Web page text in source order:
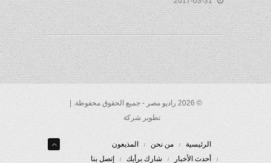
© 2026 راديو مصر - جميع الحقوق محفوظة. |
تطوير شركة
الرئيسية من نحن
المذيعون
أحدث الأخبار
شارك برأيك إتصل بنا